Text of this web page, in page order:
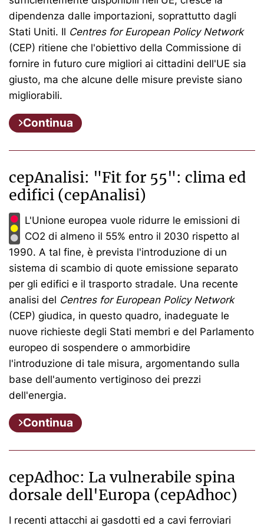
dipendenza dalle importazioni, soprattutto dagli
Stati Uniti. Il Centres for European Policy Network
(CEP) ritiene che l'obiettivo della Commissione di
fornire in futuro cure migliori ai cittadini dell'UE sia
giusto, ma che alcune delle misure previste siano
migliorabili.
Continua
cepAnalisi: "Fit for 55": clima ed
edifici (cepAnalisi)
L'Unione europea vuole ridurre le emissioni di
CO2 di almeno il 55% entro il 2030 rispetto al
1990. A tal fine, è prevista l'introduzione di un
sistema di scambio di quote emissione separato
per gli edifici e il trasporto stradale. Una recente
analisi del Centres for European Policy Network
(CEP) giudica, in questo quadro, inadeguate le
nuove richieste degli Stati membri e del Parlamento
europeo di sospendere o ammorbidire
l'introduzione di tale misura, argomentando sulla
base dell'aumento vertiginoso dei prezzi
dell'energia.
Continua
cepAdhoc: La vulnerabile spina
dorsale dell'Europa (cepAdhoc)
I recenti attacchi ai gasdotti ed a cavi ferroviari